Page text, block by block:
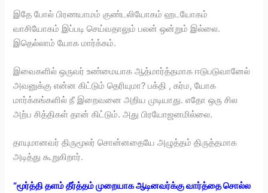
இதே போல் பிரணயாமம் குண்டலியோகம் ஹடயோகம்
வாசியோகம் இப்படி செய்வதாலும் பலன் ஒன்றும் இல்லை.
இதெல்லாம் யோக மார்க்கம்.
இவைகளில் ஒருவர் உண்மையாக ஆத்மார்த்தமாக ஈடுபடுவானேல்
அவனுக்கு என்ன கிட்டும் தெரியுமா? பக்தி , கர்ம, யோக
மார்க்கங்களில் நீ இறைவனை அறிய முடியாது. எதோ ஒரு சில
அற்ப சித்திகள் தான் கிட்டும். அது பிரயோஜனமில்லை.
தாயுமானவர் திருமூலர் சொன்னதையே அழுத்தம் திருத்தமாக
அடித்து கூறுகிறார்.
“மூர்த்தி தளம் தீர்த்தம் முறையாக ஆடினவர்க்கு வார்த்தை சொல்ல